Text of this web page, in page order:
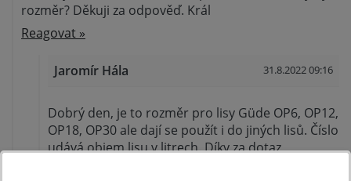
rozměr? Děkuji za odpověď. Král
Reagovat »
Jaromír Hála 31.8.2022 09:16
Dobrý den, je to rozměr pro lisy Güde OP6, OP12,
OP18, OP30 ale dají se použít i do jiných lisů. Číslo
udává objem lisu v litrech. Díky za dotaz